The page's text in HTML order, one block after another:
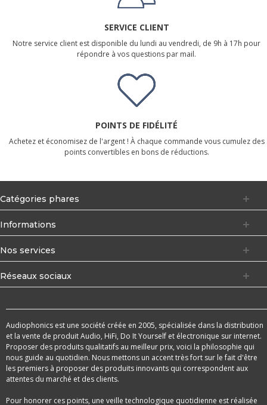
SERVICE CLIENT
Notre service client est disponible du lundi au vendredi, de 9h à 17h pour
répondre à vos questions par mail.
POINTS DE FIDÉLITÉ
Achetez et économisez de l'argent ! À chaque commande vous cumulez des
points convertibles en bons de réductions.
Catégories phares
Informations
Nos services
Réseaux sociaux
Audiophonics est une société créée en 2005, spécialisée dans la distribution
et la vente de produit Audio, HiFi, Do It Yourself et électronique sur internet.
Proposer des produits qualitatifs au meilleur prix, voici la philosophie qui
nous guide au quotidien. Nous mettons un accent très fort sur le fait d'être
les premiers à proposer des produits innovants qui correspondent aux
attentes du marché et des clients.
Pour honorer ces points, une veille technologique quotidienne est réalisée